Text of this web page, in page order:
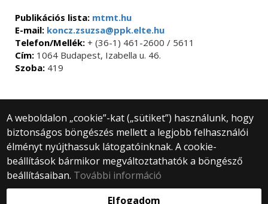
Publikációs lista: mtmt.hu
E-mail: koncz.zsuzsa@ppk.elte.hu
Telefon/Mellék: + (36-1) 461-2600 / 5611
Cím: 1064 Budapest, Izabella u. 46.
Szoba: 419
A weboldalon „cookie”-kat („sütiket”) használunk, hogy
biztonságos böngészés mellett a legjobb felhasználói
élményt nyújthassuk látogatóinknak. A cookie-
beállítások bármikor megváltoztathatók a böngésző
beállításaiban. További információ
Elfogadom
© 2025 Eötvös Loránd Tudományegyetem
Minden jog fenntartva.
1053 Budapest, Egyetem tér 1–3.
Központi telefonszám: +36 1 411 6500
Webfejlesztés: